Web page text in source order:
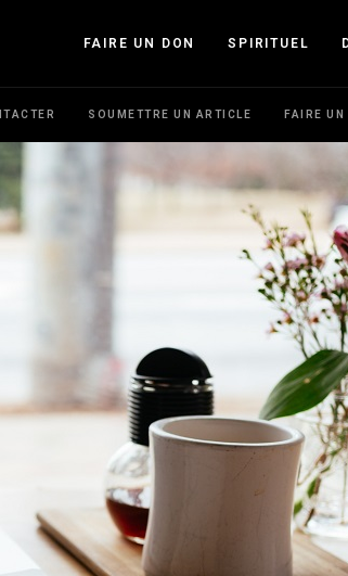
FAIRE UN DON SPIRITUEL
SOUMETTRE UN ARTICLE FAIRE UN